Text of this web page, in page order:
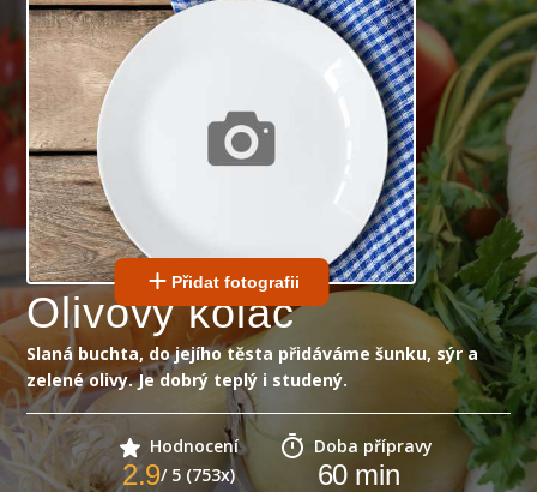
Přidat fotografii
Olivový koláč
Slaná buchta, do jejího těsta přidáváme šunku, sýr a
zelené olivy. Je dobrý teplý i studený.
Hodnocení
2.9/ 5 (753x)
Doba přípravy
60min